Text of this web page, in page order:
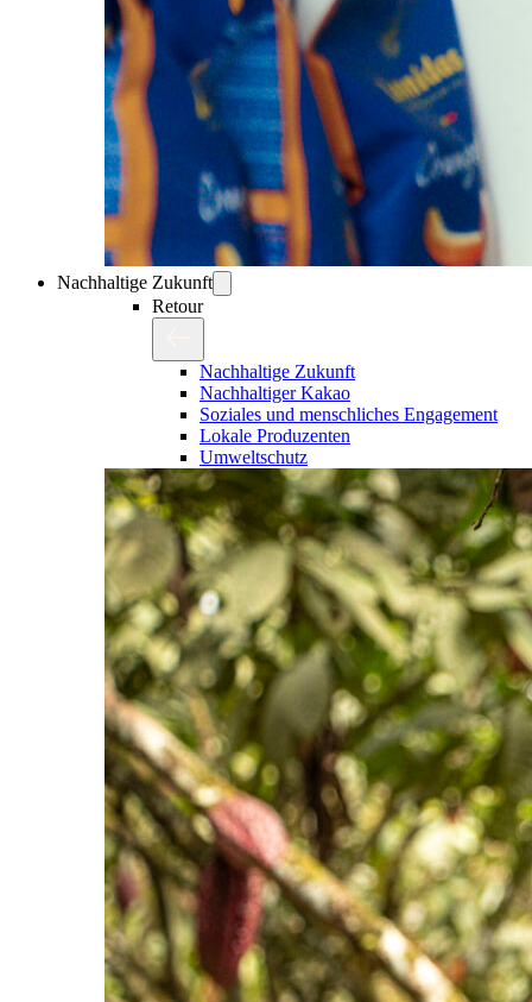
Nachhaltige Zukunft
Retour
Nachhaltige Zukunft
Nachhaltiger Kakao
Soziales und menschliches Engagement
Lokale Produzenten
Umweltschutz